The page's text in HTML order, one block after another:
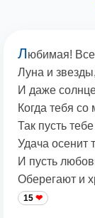
Любимая! Все
Луна и
И даже
Когда тебя
Так пусть
Удача осенит
И пусть
Оберегают и
15